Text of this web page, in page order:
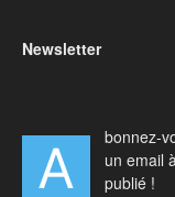
Newsletter
A
bonnez-
un email
publié !